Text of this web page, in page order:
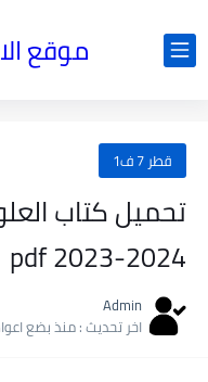
موقع
قطر 7 ف1
تحميل كتاب
2024-2023 pdf
Admin
اخر تحديث :منذ بضع